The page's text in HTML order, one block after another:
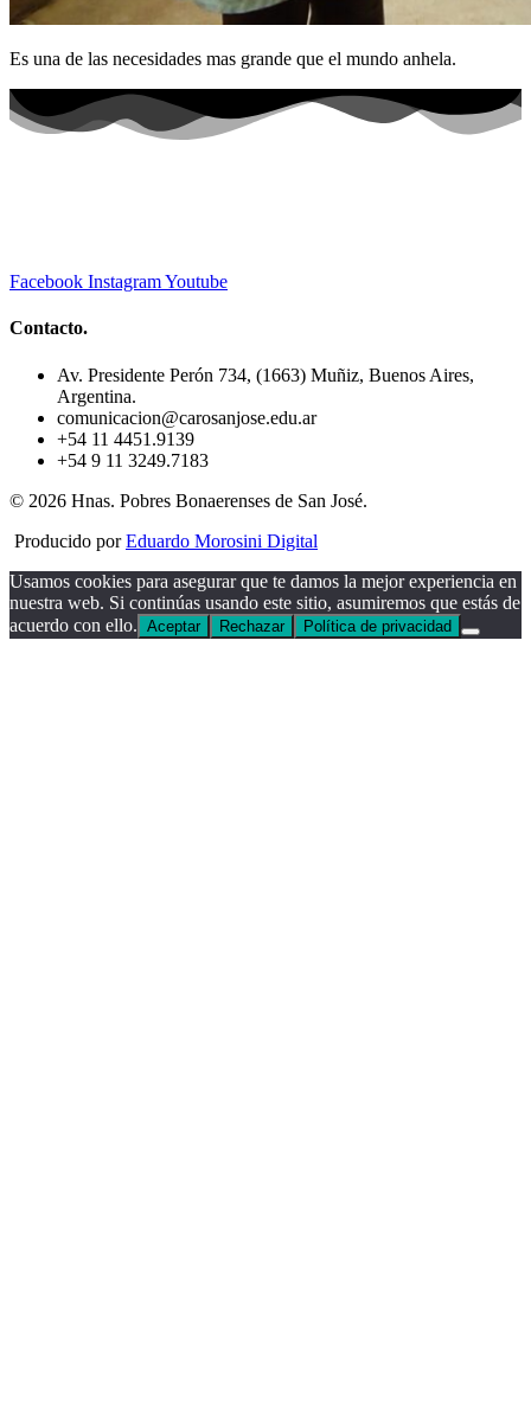
Es una de las necesidades mas grande que el mundo anhela.
Facebook InstagramYoutube
Contacto.
Av. Presidente Perón 734, (1663) Muñiz, Buenos Aires,
Argentina.
comunicacion@carosanjose.edu.ar
+54 11 4451.9139
+54 9 11 3249.7183
© 2026 Hnas. Pobres Bonaerenses de San José.
Producido porEduardo Morosini Digital
Usamos cookies para asegurar que te damos la mejor experiencia en
nuestra web. Si continúas usando este sitio, asumiremos que estás de
acuerdo con ello. Aceptar Rechazar Política de privacidad